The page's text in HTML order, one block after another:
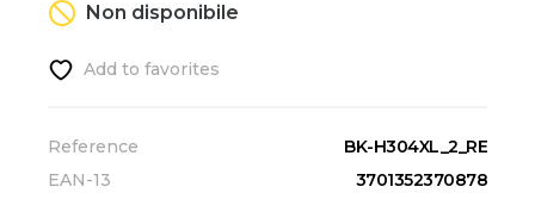
Non disponibile
Add to favorites
Reference
BK-H304XL_2_RE
EAN-13
3701352370878